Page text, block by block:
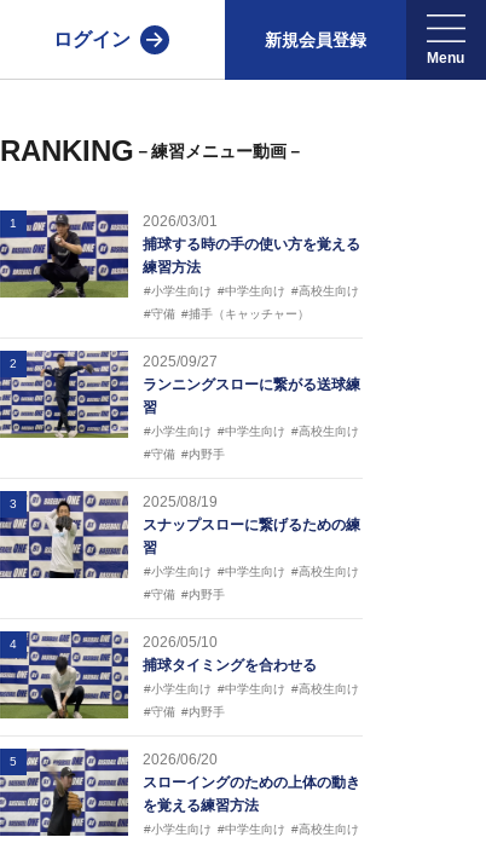
ログイン 新規会員登録
RANKING －練習メニュー動画－
1
2026/03/01
捕球する時の手の使い方を覚える
練習方法
#小学生向け #中学生向け #高校生向け
#守備 #捕手（キャッチャー）
2
2025/09/27
ランニングスローに繋がる送球練
習
#小学生向け #中学生向け #高校生向け
#守備 #内野手
3
2025/08/19
スナップスローに繋げるための練
習
#小学生向け #中学生向け #高校生向け
#守備 #内野手
4
2026/05/10
捕球タイミングを合わせる
#小学生向け #中学生向け #高校生向け
#守備 #内野手
5
2026/06/20
スローイングのための上体の動き
を覚える練習方法
#小学生向け #中学生向け #高校生向け